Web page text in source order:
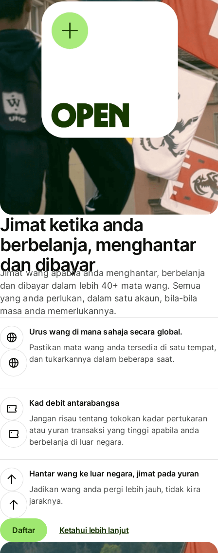
Jimat ketika anda
berbelanja, menghantar
dan dibayar
Jimat wang apabila anda menghantar, berbelanja
dan dibayar dalam lebih 40+ mata wang. Semua
yang anda perlukan, dalam satu akaun, bila-bila
masa anda memerlukannya.
Urus wang di mana sahaja secara global.
Pastikan mata wang anda tersedia di satu tempat,
dan tukarkannya dalam beberapa saat.
Kad debit antarabangsa
Jangan risau tentang tokokan kadar pertukaran
atau yuran transaksi yang tinggi apabila anda
berbelanja di luar negara.
Hantar wang ke luar negara, jimat pada yuran
Jadikan wang anda pergi lebih jauh, tidak kira
jaraknya.
Daftar Ketahui lebih lanjut